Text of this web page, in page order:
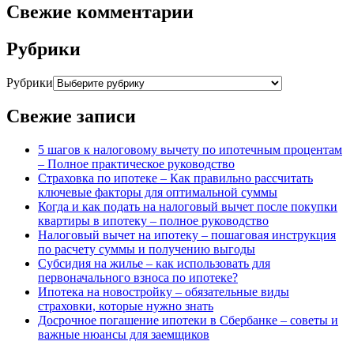
Свежие комментарии
Рубрики
Рубрики
Свежие записи
5 шагов к налоговому вычету по ипотечным процентам
– Полное практическое руководство
Страховка по ипотеке – Как правильно рассчитать
ключевые факторы для оптимальной суммы
Когда и как подать на налоговый вычет после покупки
квартиры в ипотеку – полное руководство
Налоговый вычет на ипотеку – пошаговая инструкция
по расчету суммы и получению выгоды
Субсидия на жилье – как использовать для
первоначального взноса по ипотеке?
Ипотека на новостройку – обязательные виды
страховки, которые нужно знать
Досрочное погашение ипотеки в Сбербанке – советы и
важные нюансы для заемщиков